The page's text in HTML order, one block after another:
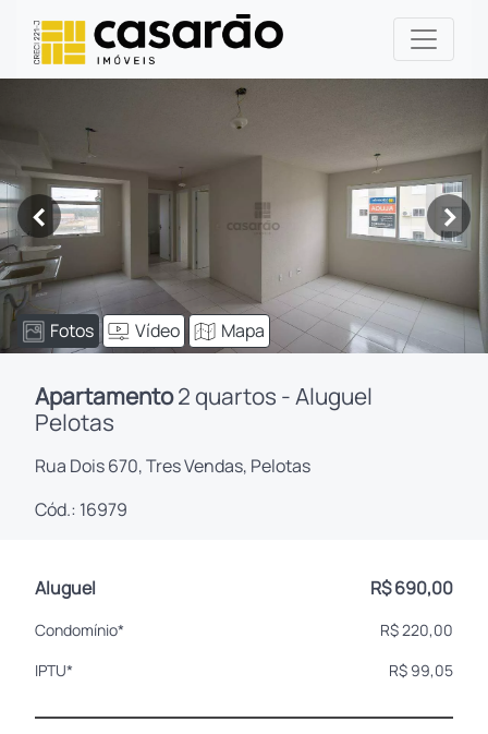
< >
Fotos Vídeo Mapa
Apartamento2 quartos - Aluguel
Pelotas
Rua Dois 670, Tres Vendas, Pelotas
Cód.: 16979
Aluguel R$ 690,00
Condomínio*
R$ 220,00
IPTU*
R$ 99,05